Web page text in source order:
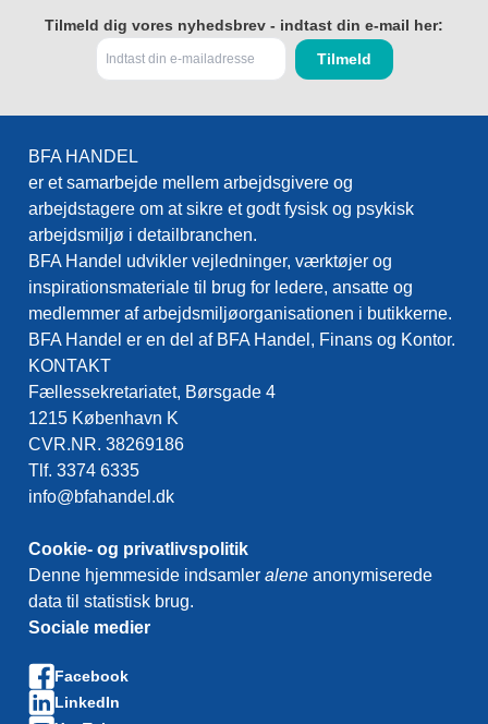
Tilmeld dig vores nyhedsbrev - indtast din e-mail her:
BFA HANDEL
er et samarbejde mellem arbejdsgivere og
arbejdstagere om at sikre et godt fysisk og psykisk
arbejdsmiljø i detailbranchen.
BFA Handel udvikler vejledninger, værktøjer og
inspirationsmateriale til brug for ledere, ansatte og
medlemmer af arbejdsmiljøorganisationen i butikkerne.
BFA Handel er en del af BFA Handel, Finans og Kontor.
KONTAKT
Fællessekretariatet, Børsgade 4
1215 København K
CVR.NR. 38269186
Tlf. 3374 6335
info@bfahandel.dk
Cookie- og privatlivspolitik
Denne hjemmeside indsamler alene anonymiserede
data til statistisk brug.
Sociale medier
Facebook
LinkedIn